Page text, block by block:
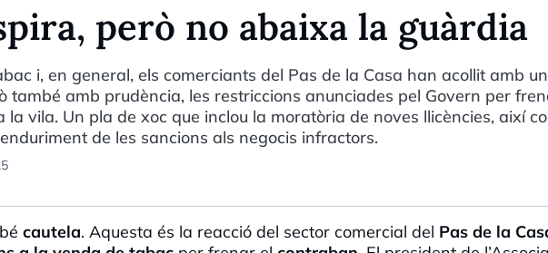
però no abaixa la guàrdia
i, en general, els comerciants del Pas de la Casa han acollit amb
també amb prudència, les restriccions anunciades pel Govern per
vila. Un pla de xoc que inclou la moratòria de noves llicències, així
de les sancions als negocis infractors.
cautela. Aquesta és la reacció del sector comercial del Pas de la